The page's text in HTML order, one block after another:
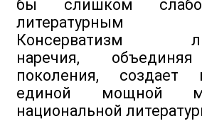
бы слишком
литературным
Консерватизм
наречия,
поколения, создает
единой мощной
национальной